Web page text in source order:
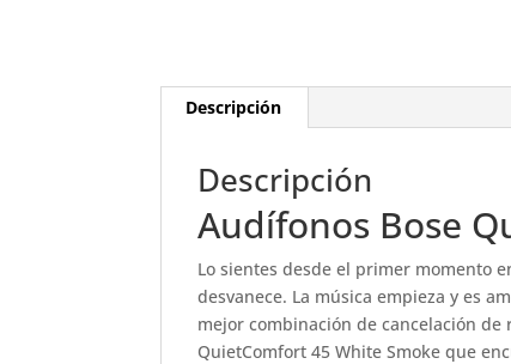
Descripción
Descripción
Audífonos Bose
Lo sientes desde el primer momento
desvanece. La música empieza y es
mejor combinación de cancelación
QuietComfort 45 White Smoke que